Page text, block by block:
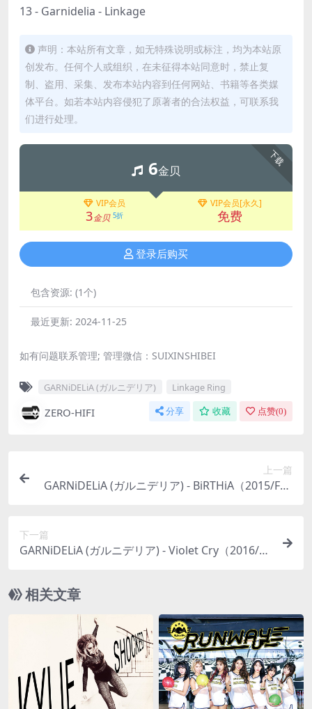
13 - Garnidelia - Linkage
声明：本站所有文章，如无特殊说明或标注，均为本站原
创发布。任何个人或组织，在未征得本站同意时，禁止复
制、盗用、采集、发布本站内容到任何网站、书籍等各类媒
体平台。如若本站内容侵犯了原著者的合法权益，可联系我
们进行处理。
下载
6金贝
VIP会员
3金贝 5折
VIP会员[永久]
免费
登录后购买
包含资源: (1个)
最近更新: 2024-11-25
如有问题联系管理; 管理微信：SUIXINSHIBEI
GARNiDELiA (ガルニデリア) Linkage Ring
ZERO-HIFI 分享 收藏 点赞(0)
上一篇
GARNiDELiA (ガルニデリア) - BiRTHiA（2015/FLA
下一篇
GARNiDELiA (ガルニデリア) - Violet Cry（2016/FL
相关文章